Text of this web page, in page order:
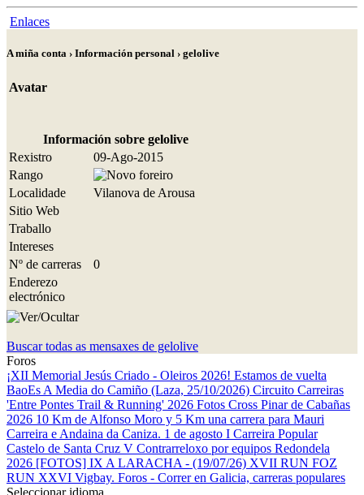
Enlaces
A miña conta › Información personal › gelolive
Avatar
Información sobre gelolive
Rexistro
09-Ago-2015
Rango
Localidade
Vilanova de Arousa
Sitio Web
Traballo
Intereses
Nº de carreras
0
Enderezo
electrónico
Buscar todas as mensaxes de gelolive
Foros
¡XII Memorial Jesús Criado - Oleiros 2026! Estamos de vuelta
BaoEs A Media do Camiño (Laza, 25/10/2026) Circuito Carreiras
'Entre Pontes Trail & Running' 2026 Fotos Cross Pinar de Cabañas
2026 10 Km de Alfonso Moro y 5 Km una carrera para Mauri
Carreira e Andaina da Caniza. 1 de agosto I Carreira Popular
Castelo de Santa Cruz V Contrarreloxo por equipos Redondela
2026 [FOTOS] IX A LARACHA - (19/07/26) XVII RUN FOZ
RUN XXVI Vigbay. Foros - Correr en Galicia, carreras populares